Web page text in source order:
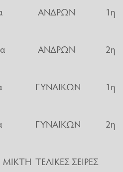
ΑΝΔΡΩΝ 1η
ΑΝΔΡΩΝ 2η
ΓΥΝΑΙΚΩΝ 1η
ΓΥΝΑΙΚΩΝ 2η
ΤΕΛΙΚΕΣ ΣΕΙΡΕΣ